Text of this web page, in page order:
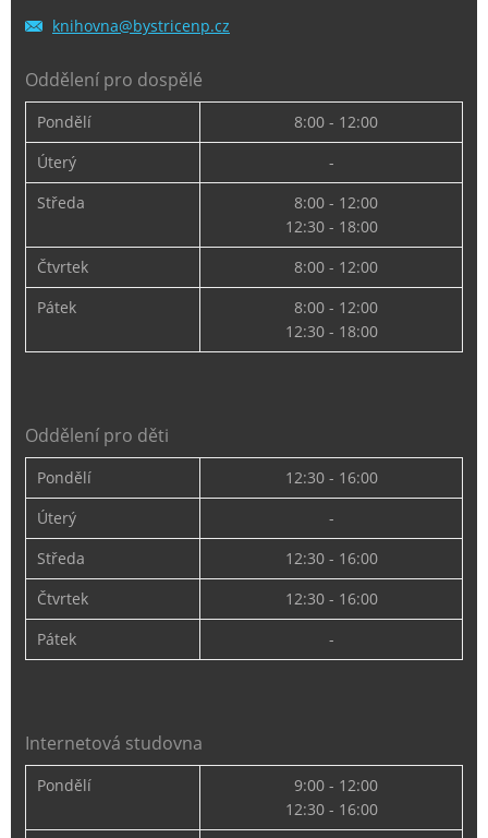
knihovna@bystricenp.cz
Oddělení pro dospělé
Pondělí
8:00 - 12:00
Úterý
-
Středa
8:00 - 12:00
12:30 - 18:00
Čtvrtek
8:00 - 12:00
Pátek
8:00 - 12:00
12:30 - 18:00
Oddělení pro děti
Pondělí
12:30 - 16:00
Úterý
-
Středa
12:30 - 16:00
Čtvrtek
12:30 - 16:00
Pátek
-
Internetová studovna
Pondělí
9:00 - 12:00
12:30 - 16:00